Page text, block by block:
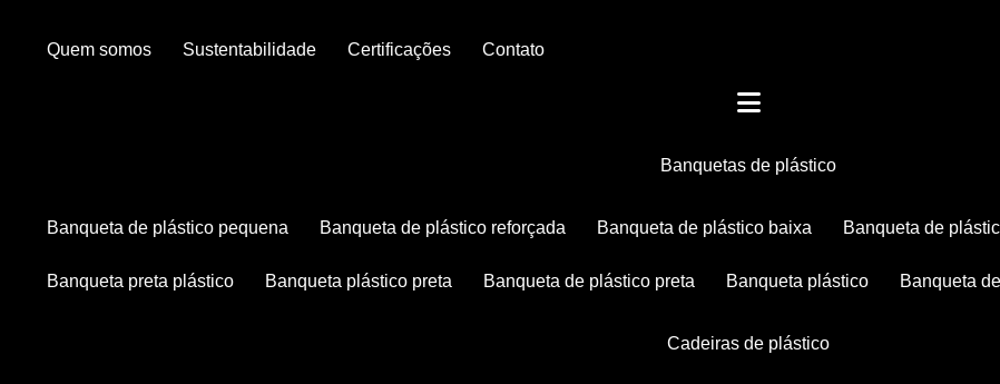
Quem somos Sustentabilidade Certificações Contato
banquetas de plástico
banqueta de plástico pequena banqueta de plástico reforçada banqueta de plástico baixa banqueta de
banqueta preta plástico banqueta plástico preta banqueta de plástico preta banqueta plástico banqueta
cadeiras de plástico